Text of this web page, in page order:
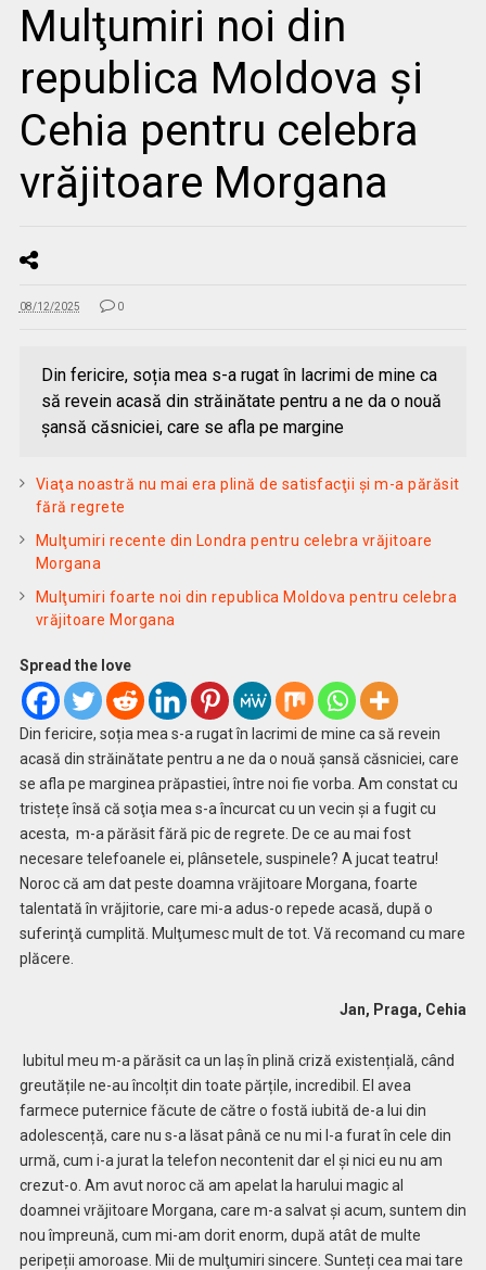
Mulţumiri noi din
republica Moldova și
Cehia pentru celebra
vrăjitoare Morgana
08/12/2025 0
Din fericire, soția mea s-a rugat în lacrimi de mine ca
să revein acasă din străinătate pentru a ne da o nouă
șansă căsniciei, care se afla pe margine
Viaţa noastră nu mai era plină de satisfacţii și m-a părăsit
fără regrete
Mulţumiri recente din Londra pentru celebra vrăjitoare
Morgana
Mulţumiri foarte noi din republica Moldova pentru celebra
vrăjitoare Morgana
Spread the love
Din fericire, soția mea s-a rugat în lacrimi de mine ca să revein
acasă din străinătate pentru a ne da o nouă șansă căsniciei, care
se afla pe marginea prăpastiei, între noi fie vorba. Am constat cu
tristețe însă că soţia mea s-a încurcat cu un vecin şi a fugit cu
acesta, m-a părăsit fără pic de regrete. De ce au mai fost
necesare telefoanele ei, plânsetele, suspinele? A jucat teatru!
Noroc că am dat peste doamna vrăjitoare Morgana, foarte
talentată în vrăjitorie, care mi-a adus-o repede acasă, după o
suferinţă cumplită. Mulţumesc mult de tot. Vă recomand cu mare
plăcere.
Jan, Praga, Cehia
Iubitul meu m-a părăsit ca un laș în plină criză existențială, când
greutățile ne-au încolțit din toate părțile, incredibil. El avea
farmece puternice făcute de către o fostă iubită de-a lui din
adolescență, care nu s-a lăsat până ce nu mi l-a furat în cele din
urmă, cum i-a jurat la telefon necontenit dar el și nici eu nu am
crezut-o. Am avut noroc că am apelat la harului magic al
doamnei vrăjitoare Morgana, care m-a salvat şi acum, suntem din
nou împreună, cum mi-am dorit enorm, după atât de multe
peripeții amoroase. Mii de mulţumiri sincere. Sunteți cea mai tare